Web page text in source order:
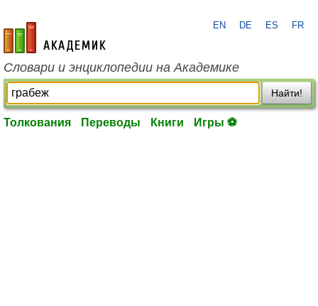
academic.ru
EN DE ES FR
Словари и энциклопедии на Академике
Найти!
Толкования Переводы Книги Игры ⚽